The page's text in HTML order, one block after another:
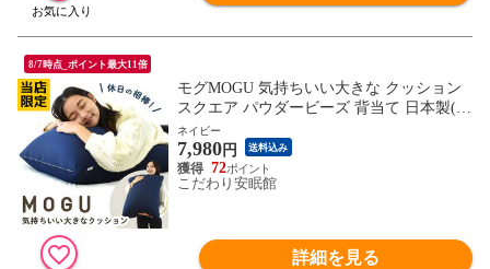
8/7時点_ポイント最大11倍
モグMOGU 気持ちいい大きな クッション
スクエア パウダービーズ 背当て 日本製(側
地サイズ：約60×60×20cm 実寸サイズ：約5
6×64×22cm ネイビー)【10I-SQUARE60-N
V】
ネイビー
7,980円 送料込み
72
こだわり安眠館
詳細を見る